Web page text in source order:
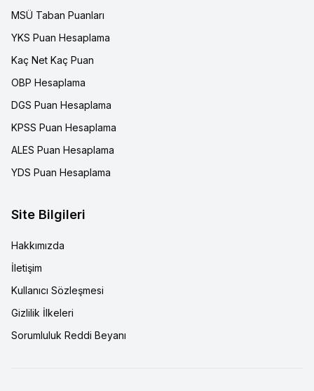
MSÜ Taban Puanları
YKS Puan Hesaplama
Kaç Net Kaç Puan
OBP Hesaplama
DGS Puan Hesaplama
KPSS Puan Hesaplama
ALES Puan Hesaplama
YDS Puan Hesaplama
Site Bilgileri
Hakkımızda
İletişim
Kullanıcı Sözleşmesi
Gizlilik İlkeleri
Sorumluluk Reddi Beyanı